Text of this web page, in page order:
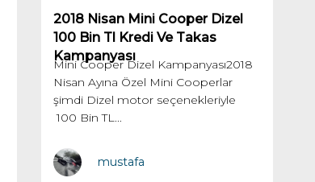
2018 Nisan Mini Cooper Dizel
100 Bin Tl Kredi Ve Takas
Kampanyası
Mini Cooper Dizel Kampanyası2018
Nisan Ayına Özel Mini Cooperlar
şimdi Dizel motor seçenekleriyle
100 Bin TL...
mustafa